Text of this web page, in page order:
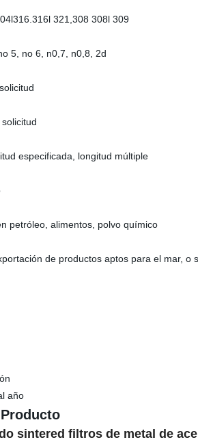
321,308 308l 309
5, no 6, n0,7, n0,8, 2d
especificada, longitud múltiple
petróleo, alimentos, polvo químico
de productos aptos para el mar, o
año
sintered filtros de metal de